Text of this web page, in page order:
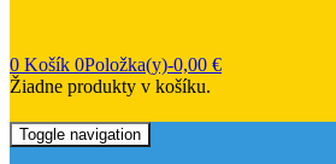
0 Košík 0Položka(y)-0,00 €
Žiadne produkty v košíku.
Toggle navigation